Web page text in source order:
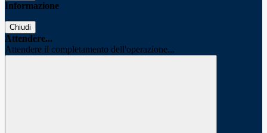
Informazione
Chiudi
Attendere...
Attendere il completamento dell'operazione...